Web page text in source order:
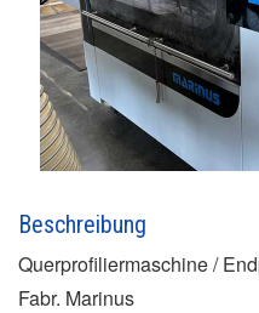
Beschreibung
Querprofiliermaschine /
Fabr. Marinus